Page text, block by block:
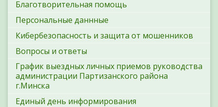
Благотворительная помощь
Персональные даннные
Кибербезопасность и защита от мошенников
Вопросы и ответы
График выездных личных приемов руководства
администрации Партизанского района
г.Минска
Единый день информирования